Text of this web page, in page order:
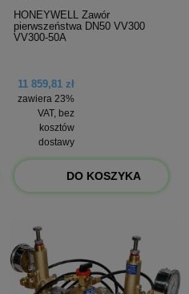
HONEYWELL Zawór
pierwszeństwa DN50 VV300
VV300-50A
11 859,81 zł
zawiera 23%
VAT, bez
kosztów
dostawy
DO KOSZYKA